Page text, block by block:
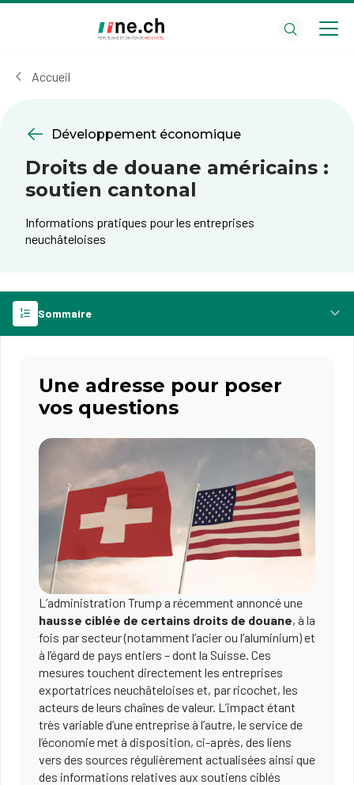
cookies
Accueil
Développement économique
Droits de douane américains :
soutien cantonal
Informations pratiques pour les entreprises
neuchâteloises
Sommaire
Une adresse pour poser
vos questions
L’administration Trump a récemment annoncé une
hausse ciblée de certains droits de douane, à la
fois par secteur (notamment l’acier ou l’aluminium) et
à l’égard de pays entiers – dont la Suisse. Ces
mesures touchent directement les entreprises
exportatrices neuchâteloises et, par ricochet, les
acteurs de leurs chaînes de valeur. L’impact étant
très variable d’une entreprise à l’autre, le service de
l’économie met à disposition, ci-après, des liens
vers des sources régulièrement actualisées ainsi que
des informations relatives aux soutiens ciblés